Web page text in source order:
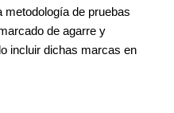
metodología de pruebas
de agarre y
incluir dichas marcas en